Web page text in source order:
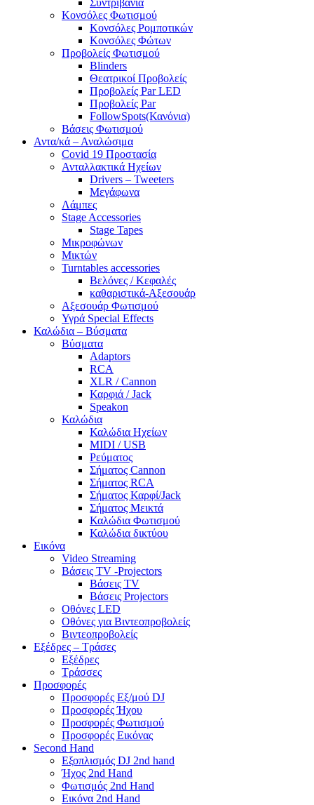
Συντριβάνια
Κονσόλες Φωτισμού
Κονσόλες Ρομποτικών
Κονσόλες Φώτων
Προβολείς Φωτισμού
Blinders
Θεατρικοί Προβολείς
Προβολείς Par LED
Προβολείς Par
FollowSpots(Κανόνια)
Βάσεις Φωτισμού
Αντα/κά – Αναλώσιμα
Covid 19 Προστασία
Ανταλλακτικά Ηχείων
Drivers – Tweeters
Μεγάφωνα
Λάμπες
Stage Accessories
Stage Tapes
Μικροφώνων
Μικτών
Turntables accessories
Βελόνες / Κεφαλές
καθαριστικά-Αξεσουάρ
Αξεσουάρ Φωτισμού
Υγρά Special Effects
Καλώδια – Βύσματα
Βύσματα
Adaptors
RCA
XLR / Cannon
Καρφιά / Jack
Speakon
Καλώδια
Καλώδια Ηχείων
MIDI / USB
Ρεύματος
Σήματος Cannon
Σήματος RCA
Σήματος Καρφί/Jack
Σήματος Μεικτά
Καλώδια Φωτισμού
Καλώδια δικτύου
Εικόνα
Video Streaming
Βάσεις TV -Projectors
Βάσεις TV
Βάσεις Projectors
Οθόνες LED
Οθόνες για Βιντεοπροβολείς
Βιντεοπροβολείς
Εξέδρες – Τράσες
Εξέδρες
Τράσσες
Προσφορές
Προσφορές Εξ/μού DJ
Προσφορές Ήχου
Προσφορές Φωτισμού
Προσφορές Εικόνας
Second Hand
Εξοπλισμός DJ 2nd hand
Ήχος 2nd Hand
Φωτισμός 2nd Hand
Εικόνα 2nd Hand